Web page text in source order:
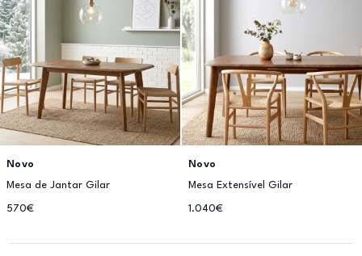
Novo
Mesa de Jantar Gilar
570€
Novo
Mesa Extensível Gilar
1.040€